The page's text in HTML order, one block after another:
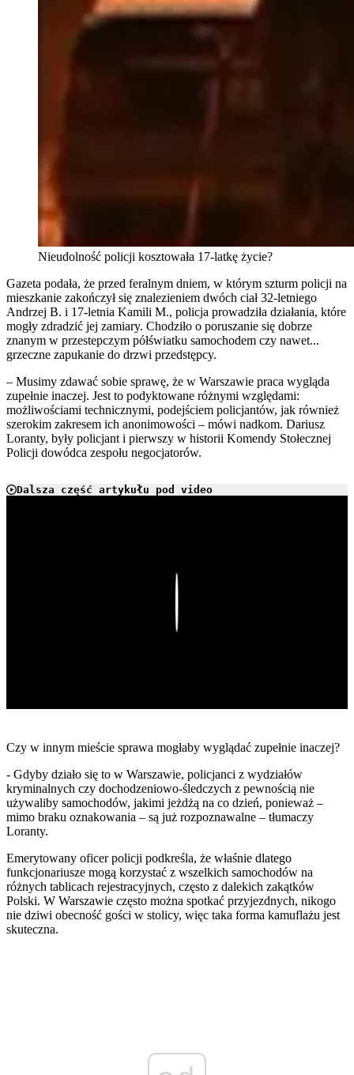
Nieudolność policji kosztowała 17-latkę życie?
Gazeta podała, że przed feralnym dniem, w którym szturm policji na
mieszkanie zakończył się znalezieniem dwóch ciał 32-letniego
Andrzej B. i 17-letnia Kamili M., policja prowadziła działania, które
mogły zdradzić jej zamiary. Chodziło o poruszanie się dobrze
znanym w przestepczym półświatku samochodem czy nawet...
grzeczne zapukanie do drzwi przedstępcy.
– Musimy zdawać sobie sprawę, że w Warszawie praca wygląda
zupełnie inaczej. Jest to podyktowane różnymi względami:
możliwościami technicznymi, podejściem policjantów, jak również
szerokim zakresem ich anonimowości – mówi nadkom. Dariusz
Loranty, były policjant i pierwszy w historii Komendy Stołecznej
Policji dowódca zespołu negocjatorów.
Dalsza część artykułu pod video
Czy w innym mieście sprawa mogłaby wyglądać zupełnie inaczej?
- Gdyby działo się to w Warszawie, policjanci z wydziałów
kryminalnych czy dochodzeniowo-śledczych z pewnością nie
używaliby samochodów, jakimi jeżdżą na co dzień, ponieważ –
mimo braku oznakowania – są już rozpoznawalne – tłumaczy
Loranty.
Emerytowany oficer policji podkreśla, że właśnie dlatego
funkcjonariusze mogą korzystać z wszelkich samochodów na
różnych tablicach rejestracyjnych, często z dalekich zakątków
Polski. W Warszawie często można spotkać przyjezdnych, nikogo
nie dziwi obecność gości w stolicy, więc taka forma kamuflażu jest
skuteczna.